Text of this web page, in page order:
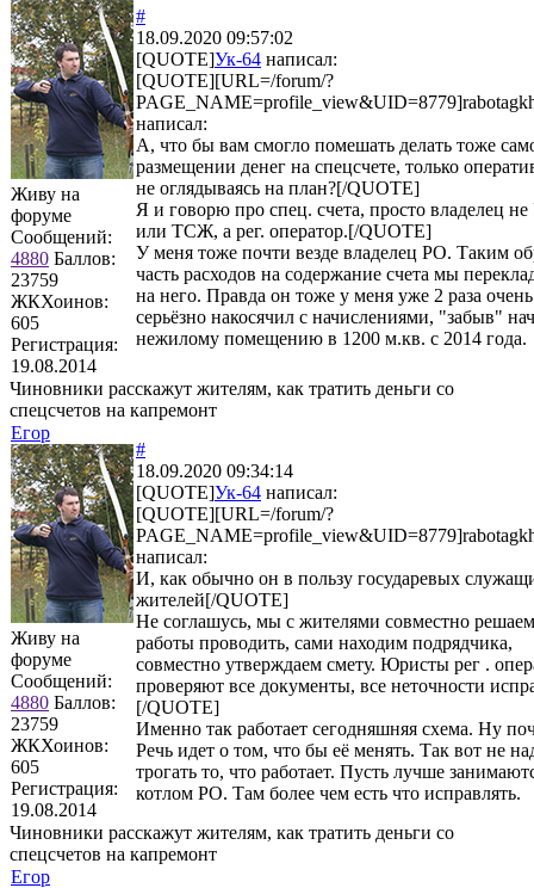
Живу на
форуме
Сообщений:
4880 Баллов:
23759
ЖКХоинов:
605
Регистрация:
19.08.2014
#
18.09.2020 09:57:02
[QUOTE]Ук-64 написал:
[QUOTE][URL=/forum/?
написал:
А, что бы вам смогло помешать делать тоже
размещении денег на спецсчете, только
не оглядываясь на план?[/QUOTE]
Я и говорю про спец. счета, просто владелец
или ТСЖ, а рег. оператор.[/QUOTE]
У меня тоже почти везде владелец РО. Таким
часть расходов на содержание счета мы
на него. Правда он тоже у меня уже 2 раза очень
серьёзно накосячил с начислениями, "забыв"
нежилому помещению в 1200 м.кв. с 2014 года.
Чиновники расскажут жителям, как тратить деньги со
спецсчетов на капремонт
Егор
Живу на
форуме
Сообщений:
4880 Баллов:
23759
ЖКХоинов:
605
Регистрация:
19.08.2014
#
18.09.2020 09:34:14
[QUOTE]Ук-64 написал:
[QUOTE][URL=/forum/?
написал:
И, как обычно он в пользу государевых
жителей[/QUOTE]
Не соглашусь, мы с жителями совместно
работы проводить, сами находим подрядчика,
совместно утверждаем смету. Юристы рег .
проверяют все документы, все неточности
[/QUOTE]
Именно так работает сегодняшняя схема. Ну
Речь идет о том, что бы её менять. Так вот не
трогать то, что работает. Пусть лучше
котлом РО. Там более чем есть что исправлять.
Чиновники расскажут жителям, как тратить деньги со
спецсчетов на капремонт
Егор